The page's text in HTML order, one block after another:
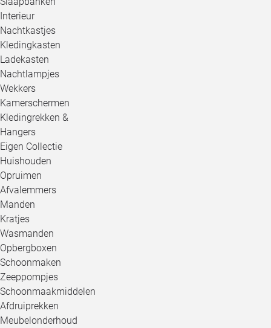
Interieur
Nachtkastjes
Kledingkasten
Ladekasten
Nachtlampjes
Wekkers
Kamerschermen
Kledingrekken &
Hangers
Eigen Collectie
Huishouden
Opruimen
Afvalemmers
Manden
Kratjes
Wasmanden
Opbergboxen
Schoonmaken
Zeeppompjes
Schoonmaakmiddelen
Afdruiprekken
Meubelonderhoud